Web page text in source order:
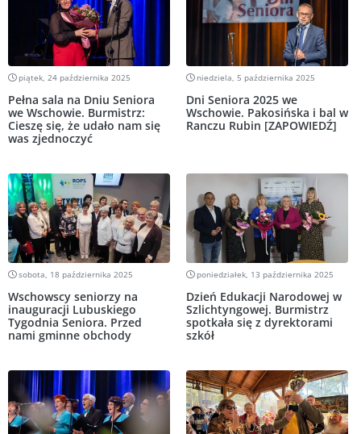
piątek, 24 października 2025
Pełna sala na Dniu Seniora
we Wschowie. Burmistrz:
Cieszę się, że udało nam się
was zjednoczyć
niedziela, 5 października 2025
Dni Seniora 2025 we
Wschowie. Pakosińska i bal w
Ranczu Rubin [ZAPOWIEDŹ]
sobota, 18 października 2025
Wschowscy seniorzy na
inauguracji Lubuskiego
Tygodnia Seniora. Przed
nami gminne obchody
poniedziałek, 13 października 2025
Dzień Edukacji Narodowej w
Szlichtyngowej. Burmistrz
spotkała się z dyrektorami
szkół